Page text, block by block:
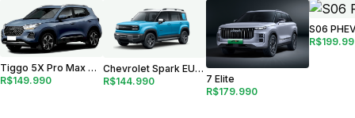
Tiggo 5X Pro Max Drive
R$149.990
Chevrolet Spark EUV 41.9 kWh
R$144.990
7 Elite
R$179.990
S06